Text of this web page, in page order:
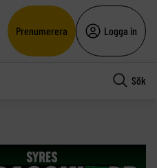
Prenumerera Logga in
Sök